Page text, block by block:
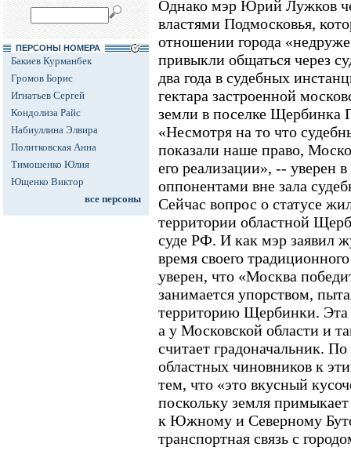
ПЕРСОНЫ НОМЕРА
Бакиев Курманбек
Громов Борис
Игнатьев Сергей
Кондолиза Райс
Набиуллина Элвира
Политковская Анна
Тимошенко Юлия
Ющенко Виктор
все персоны
Однако мэр Юрий Лужков
властями Подмосковья,
отношении города
привыкли общаться через
два года в судебных
гектара застроенной
земли в поселке Щербинка
«Несмотря на то что
показали наше право,
его реализации», -- уверен
оппонентами вне зала
Сейчас вопрос о статусе
территории областной
суде РФ. И как мэр заявил
время своего
уверен, что «Москва
занимается упорством,
территорию Щербинки.
а у Московской области и
считает градоначальник.
областных чиновников к
тем, что «это вкусный
поскольку земля
к Южному и Северному
транспортная связь с